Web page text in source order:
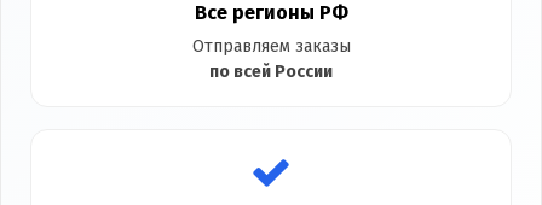
Все регионы РФ
Отправляем заказы
по всей России